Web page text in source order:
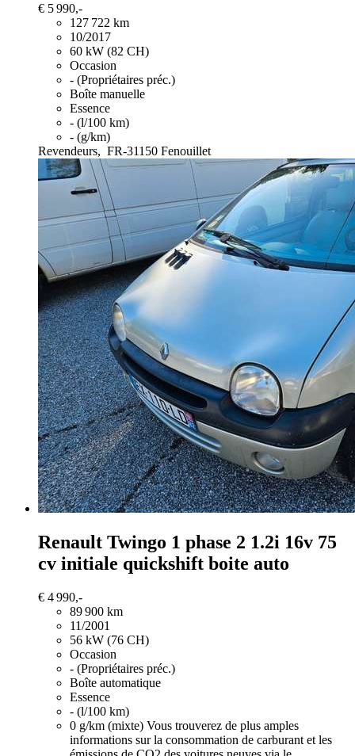
€ 5 990,-
127 722 km
10/2017
60 kW (82 CH)
Occasion
- (Propriétaires préc.)
Boîte manuelle
Essence
- (l/100 km)
- (g/km)
Revendeurs, FR-31150 Fenouillet
Renault Twingo 1 phase 2 1.2i 16v 75
cv initiale quickshift boite auto
€ 4 990,-
89 900 km
11/2001
56 kW (76 CH)
Occasion
- (Propriétaires préc.)
Boîte automatique
Essence
- (l/100 km)
0 g/km (mixte) Vous trouverez de plus amples
informations sur la consommation de carburant et les